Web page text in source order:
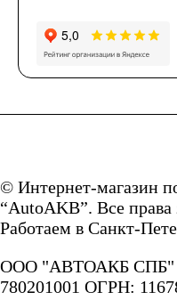
© Интернет-магазин
“AutoAKB”. Все
Работаем в Санкт-
ООО "АВТОАКБ СПБ"
780201001 ОГРН: